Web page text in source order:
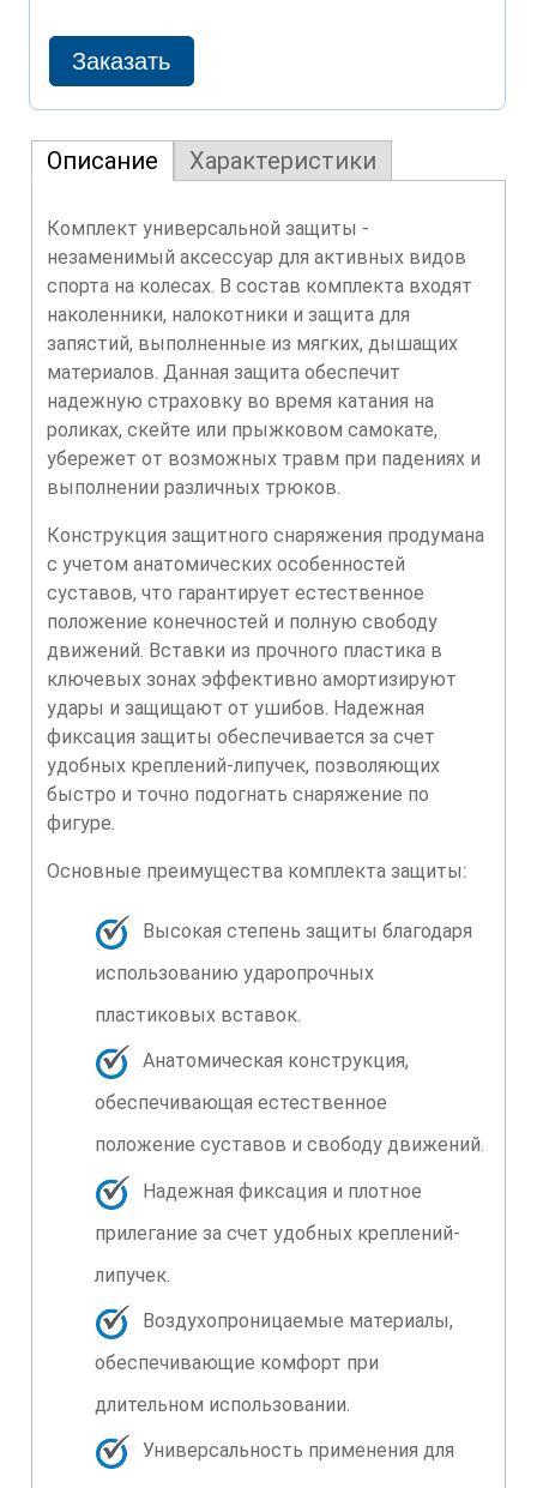
Описание Характеристики
Комплект универсальной защиты -
незаменимый аксессуар для активных видов
спорта на колесах. В состав комплекта входят
наколенники, налокотники и защита для
запястий, выполненные из мягких, дышащих
материалов. Данная защита обеспечит
надежную страховку во время катания на
роликах, скейте или прыжковом самокате,
убережет от возможных травм при падениях и
выполнении различных трюков.
Конструкция защитного снаряжения продумана
с учетом анатомических особенностей
суставов, что гарантирует естественное
положение конечностей и полную свободу
движений. Вставки из прочного пластика в
ключевых зонах эффективно амортизируют
удары и защищают от ушибов. Надежная
фиксация защиты обеспечивается за счет
удобных креплений-липучек, позволяющих
быстро и точно подогнать снаряжение по
фигуре.
Основные преимущества комплекта защиты:
Высокая степень защиты благодаря
использованию ударопрочных
пластиковых вставок.
Анатомическая конструкция,
обеспечивающая естественное
положение суставов и свободу движений.
Надежная фиксация и плотное
прилегание за счет удобных креплений-
липучек.
Воздухопроницаемые материалы,
обеспечивающие комфорт при
длительном использовании.
Универсальность применения для